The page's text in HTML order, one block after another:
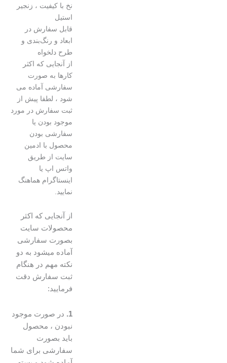
نخ با کیفیت ، زنجیر
استیل
قابل سفارش در
ابعاد و رنگ‌بندی و
طرح دلخواه
از آنجایی که اکثر
کارها به صورت
سفارشی آماده می
شود ، لطفا پیش از
ثبت سفارش در مورد
موجود بودن یا
سفارشی بودن
محصول با ادمین
سایت از طریق
واتس اپ یا
اینستاگرام هماهنگ
نمایید.
از آنجایی که اکثر
محصولات سایت
بصورت سفارشی
آماده میشود به دو
نکته مهم در هنگام
ثبت سفارش دقت
فرمایید:
در صورت موجود
نبودن ، محصول
باید بصورت
سفارشی برای شما